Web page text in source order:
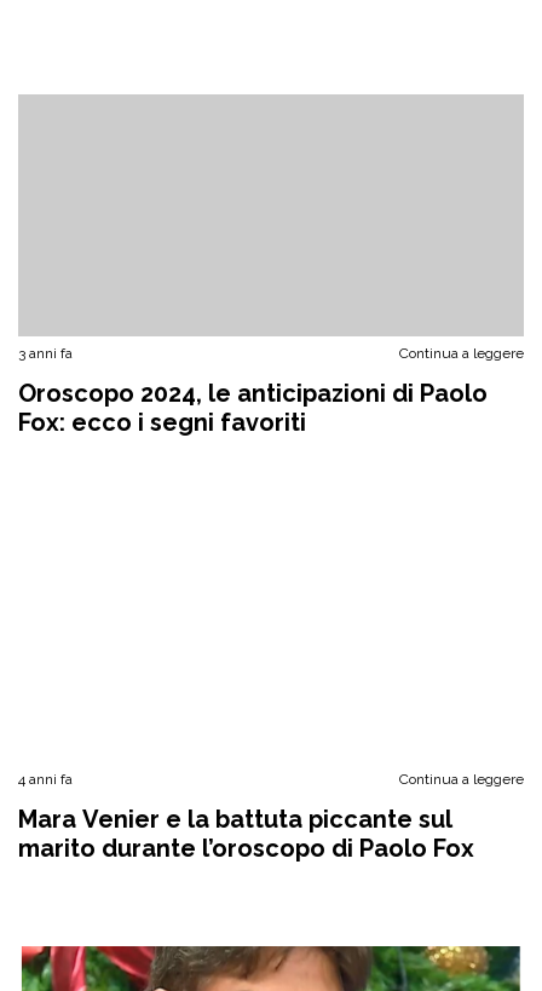
3 anni fa Continua a leggere
Oroscopo 2024, le anticipazioni di Paolo
Fox: ecco i segni favoriti
4 anni fa Continua a leggere
Mara Venier e la battuta piccante sul
marito durante l’oroscopo di Paolo Fox